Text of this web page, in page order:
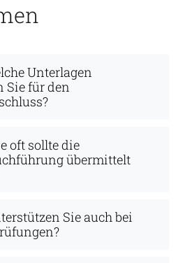
Unterlagen
Sie für den
oft sollte die
übermittelt
Sie auch bei